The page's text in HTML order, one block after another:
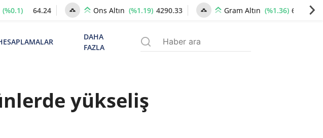
(%0.1) 64.24 Ons Altın (%1.19) 4290.33 Gram Altın (%1.36) 6580.69
DAHA
FAZLA
yükseliş